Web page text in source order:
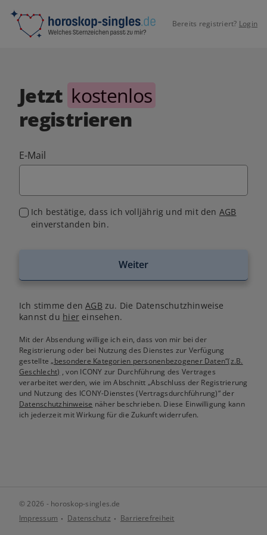
Bereits registriert? Login
Jetzt kostenlos
registrieren
E-Mail
Ich bestätige, dass ich volljährig und mit den AGB
einverstanden bin.
Weiter
Ich stimme denAGB zu. Die Datenschutzhinweise
kannst du hiereinsehen.
Mit der Absendung willige ich ein, dass von mir bei der
Registrierung oder bei Nutzung des Dienstes zur Verfügung
gestellte„besondere Kategorien personenbezogener Daten“(z.B.
Geschlecht) , von ICONY zur Durchführung des Vertrages
verarbeitet werden, wie im Abschnitt „Abschluss der Registrierung
und Nutzung des ICONY-Dienstes (Vertragsdurchführung)“ der
Datenschutzhinweise näher beschrieben. Diese Einwilligung kann
ich jederzeit mit Wirkung für die Zukunft widerrufen.
© 2026 - horoskop-singles.de
Impressum
Datenschutz Barrierefreiheit